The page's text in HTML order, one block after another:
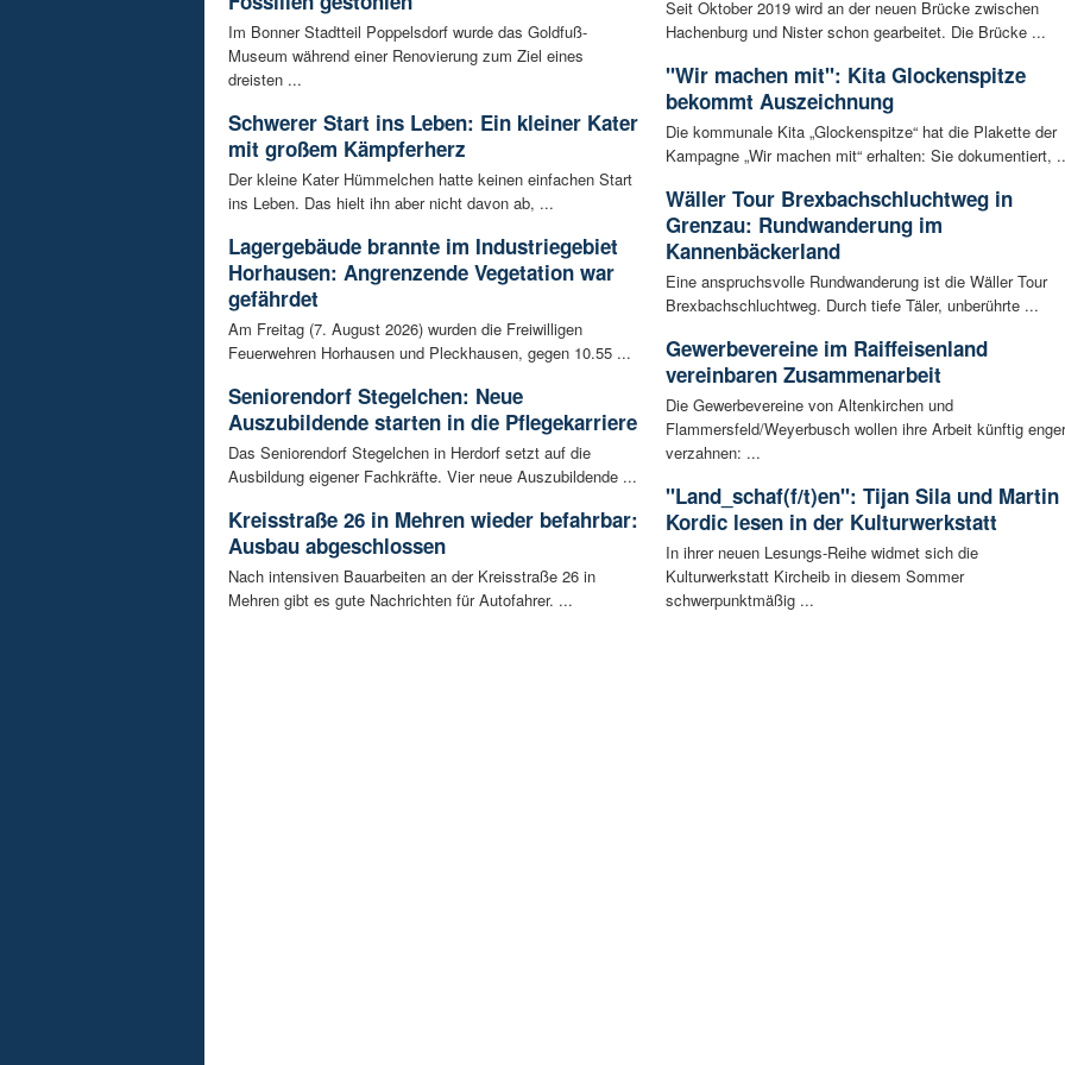
Im Bonner Stadtteil Poppelsdorf wurde das Goldfuß-
Museum während einer Renovierung zum Ziel eines
dreisten ...
Schwerer Start ins Leben: Ein kleiner Kater
mit großem Kämpferherz
Der kleine Kater Hümmelchen hatte keinen einfachen Start
ins Leben. Das hielt ihn aber nicht davon ab, ...
Lagergebäude brannte im Industriegebiet
Horhausen: Angrenzende Vegetation war
gefährdet
Am Freitag (7. August 2026) wurden die Freiwilligen
Feuerwehren Horhausen und Pleckhausen, gegen 10.55 ...
Seniorendorf Stegelchen: Neue
Auszubildende starten in die Pflegekarriere
Das Seniorendorf Stegelchen in Herdorf setzt auf die
Ausbildung eigener Fachkräfte. Vier neue Auszubildende ...
Kreisstraße 26 in Mehren wieder befahrbar:
Ausbau abgeschlossen
Nach intensiven Bauarbeiten an der Kreisstraße 26 in
Mehren gibt es gute Nachrichten für Autofahrer. ...
Seit Oktober 2019 wird an der neuen Brücke zwischen
Hachenburg und Nister schon gearbeitet. Die Brücke ...
"Wir machen mit": Kita Glockenspitze
bekommt Auszeichnung
Die kommunale Kita „Glockenspitze“ hat die Plakette der
Kampagne „Wir machen mit“ erhalten: Sie dokumentiert,
Wäller Tour Brexbachschluchtweg in
Grenzau: Rundwanderung im
Kannenbäckerland
Eine anspruchsvolle Rundwanderung ist die Wäller Tour
Brexbachschluchtweg. Durch tiefe Täler, unberührte ...
Gewerbevereine im Raiffeisenland
vereinbaren Zusammenarbeit
Die Gewerbevereine von Altenkirchen und
Flammersfeld/Weyerbusch wollen ihre Arbeit künftig enger
verzahnen: ...
"Land_schaf(f/t)en": Tijan Sila und Martin
Kordic lesen in der Kulturwerkstatt
In ihrer neuen Lesungs-Reihe widmet sich die
Kulturwerkstatt Kircheib in diesem Sommer
schwerpunktmäßig ...